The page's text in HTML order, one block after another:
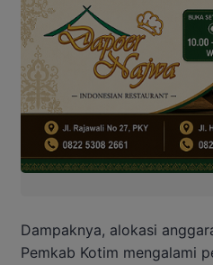
Dampaknya, alokasi
Pemkab Kotim mengalami